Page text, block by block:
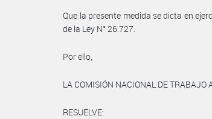
Que la presente medida se dicta en
de la Ley N° 26.727.
Por ello,
LA COMISIÓN NACIONAL DE TRABAJO
RESUELVE: